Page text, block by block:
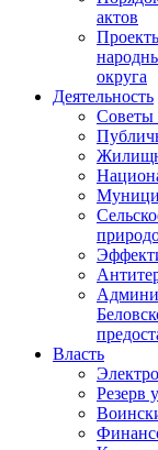
актов
округа
Деятельность
Советы
Власть
Резерв